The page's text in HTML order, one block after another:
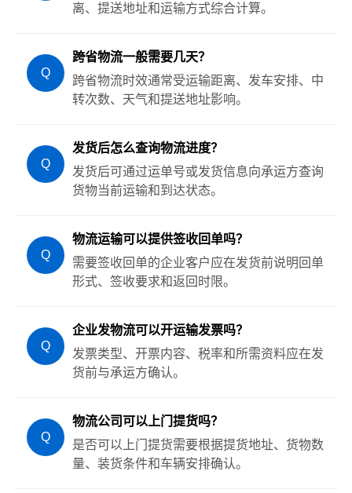
离、提送地址和运输方式综合计算。
Q
跨省物流一般需要几天？
跨省物流时效通常受运输距离、发车安排、中
转次数、天气和提送地址影响。
Q
发货后怎么查询物流进度？
发货后可通过运单号或发货信息向承运方查询
货物当前运输和到达状态。
Q
物流运输可以提供签收回单吗？
需要签收回单的企业客户应在发货前说明回单
形式、签收要求和返回时限。
Q
企业发物流可以开运输发票吗？
发票类型、开票内容、税率和所需资料应在发
货前与承运方确认。
Q
物流公司可以上门提货吗？
是否可以上门提货需要根据提货地址、货物数
量、装货条件和车辆安排确认。